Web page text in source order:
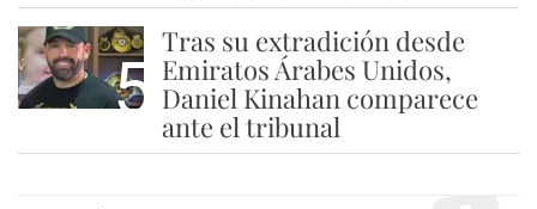
5
Tras su extradición desde
Emiratos Árabes Unidos,
Daniel Kinahan comparece
ante el tribunal